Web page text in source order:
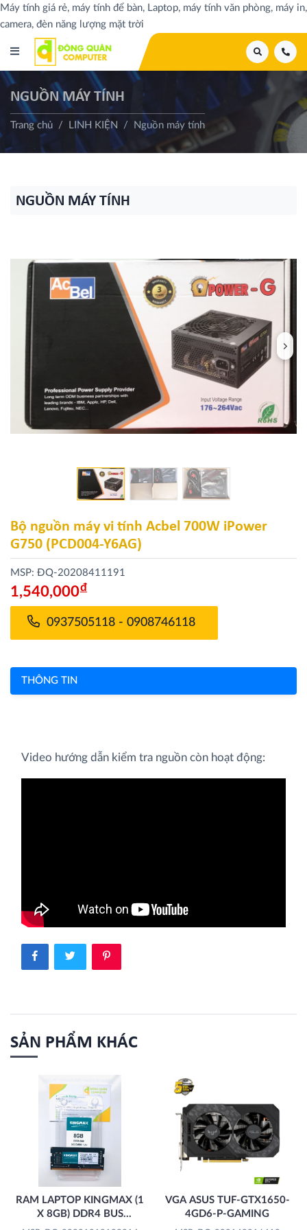
Máy tính giá rẻ, máy tính để bàn, Laptop, máy tính văn phòng, máy in,
camera, đèn năng lượng mặt trời
NGUỒN MÁY TÍNH
Trang chủ LINH KIỆN Nguồn máy tính
NGUỒN MÁY TÍNH
Bộ nguồn máy vi tính Acbel 700W iPower
G750 (PCD004-Y6AG)
MSP: ĐQ-20208411191
1,540,000Đ
0937505118 - 0908746118
THÔNG TIN
Video hướng dẫn kiểm tra nguồn còn hoạt động:
SẢN PHẨM KHÁC
RAM LAPTOP KINGMAX (1
X 8GB) DDR4 BUS
2666MHZ
VGA ASUS TUF-GTX1650-
4GD6-P-GAMING